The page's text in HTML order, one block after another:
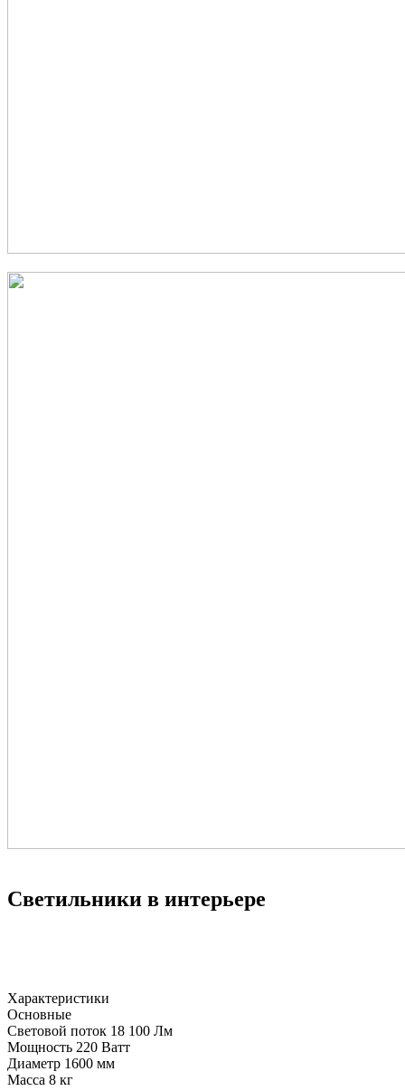
Светильники в интерьере
Характеристики
Основные
Световой поток 18 100 Лм
Мощность 220 Ватт
Диаметр 1600 мм
Масса 8 кг